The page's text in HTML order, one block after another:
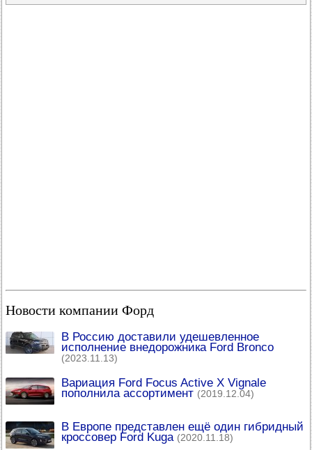
Новости компании Форд
В Россию доставили удешевленное
исполнение внедорожника Ford Bronco
(2023.11.13)
Вариация Ford Focus Active X Vignale
пополнила ассортимент (2019.12.04)
В Европе представлен ещё один гибридный
кроссовер Ford Kuga (2020.11.18)